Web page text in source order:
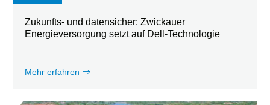
Zukunfts- und datensicher: Zwickauer
Energieversorgung setzt auf Dell-Technologie
Mehr erfahren